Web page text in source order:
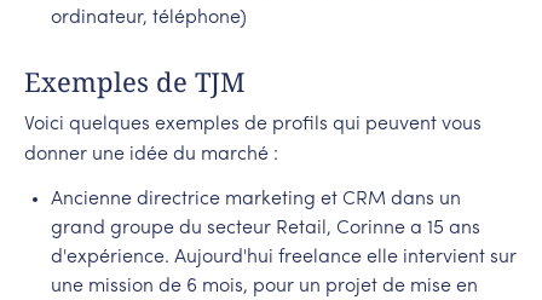
ordinateur, téléphone)
Exemples de TJM
Voici quelques exemples de profils qui peuvent vous
donner une idée du marché :
Ancienne directrice marketing et CRM dans un
grand groupe du secteur Retail, Corinne a 15 ans
d'expérience. Aujourd'hui freelance elle intervient sur
une mission de 6 mois, pour un projet de mise en